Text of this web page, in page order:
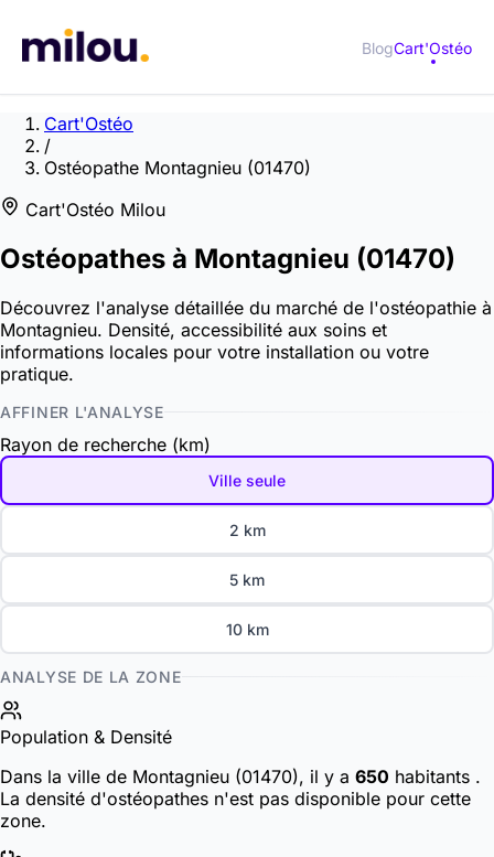
BlogCart'Ostéo
Cart'Ostéo
/
Ostéopathe Montagnieu (01470)
Cart'Ostéo Milou
Ostéopathes à Montagnieu (01470)
Découvrez l'analyse détaillée du marché de l'ostéopathie à
Montagnieu. Densité, accessibilité aux soins et
informations locales pour votre installation ou votre
pratique.
AFFINER L'ANALYSE
Rayon de recherche (km)
Ville seule
2 km
5 km
10 km
ANALYSE DE LA ZONE
Population & Densité
Dans la ville de Montagnieu (01470), il y a 650 habitants .
La densité d'ostéopathes n'est pas disponible pour cette
zone.